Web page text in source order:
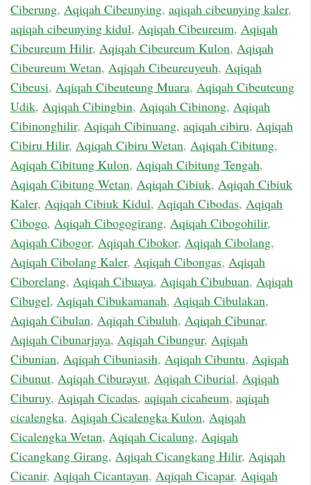
Ciberung, Aqiqah Cibeunying, aqiqah cibeunying kaler,
aqiqah cibeunying kidul, Aqiqah Cibeureum, Aqiqah
Cibeureum Hilir, Aqiqah Cibeureum Kulon, Aqiqah
Cibeureum Wetan, Aqiqah Cibeureuyeuh, Aqiqah
Cibeusi, Aqiqah Cibeuteung Muara, Aqiqah Cibeuteung
Udik, Aqiqah Cibingbin, Aqiqah Cibinong, Aqiqah
Cibinonghilir, Aqiqah Cibinuang, aqiqah cibiru, Aqiqah
Cibiru Hilir, Aqiqah Cibiru Wetan, Aqiqah Cibitung,
Aqiqah Cibitung Kulon, Aqiqah Cibitung Tengah,
Aqiqah Cibitung Wetan, Aqiqah Cibiuk, Aqiqah Cibiuk
Kaler, Aqiqah Cibiuk Kidul, Aqiqah Cibodas, Aqiqah
Cibogo, Aqiqah Cibogogirang, Aqiqah Cibogohilir,
Aqiqah Cibogor, Aqiqah Cibokor, Aqiqah Cibolang,
Aqiqah Cibolang Kaler, Aqiqah Cibongas, Aqiqah
Ciborelang, Aqiqah Cibuaya, Aqiqah Cibubuan, Aqiqah
Cibugel, Aqiqah Cibukamanah, Aqiqah Cibulakan,
Aqiqah Cibulan, Aqiqah Cibuluh, Aqiqah Cibunar,
Aqiqah Cibunarjaya, Aqiqah Cibungur, Aqiqah
Cibunian, Aqiqah Cibuniasih, Aqiqah Cibuntu, Aqiqah
Cibunut, Aqiqah Ciburayut, Aqiqah Ciburial, Aqiqah
Ciburuy, Aqiqah Cicadas, aqiqah cicaheum, aqiqah
cicalengka, Aqiqah Cicalengka Kulon, Aqiqah
Cicalengka Wetan, Aqiqah Cicalung, Aqiqah
Cicangkang Girang, Aqiqah Cicangkang Hilir, Aqiqah
Cicanir, Aqiqah Cicantayan, Aqiqah Cicapar, Aqiqah